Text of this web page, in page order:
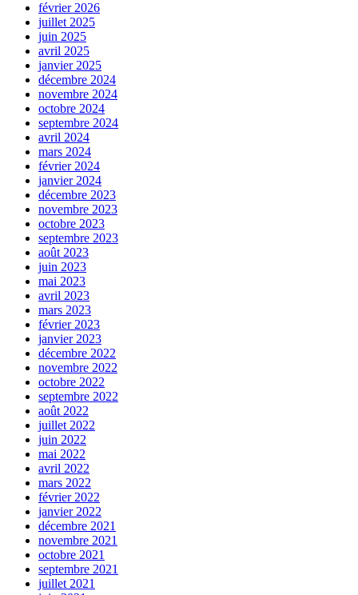
février 2026
juillet 2025
juin 2025
avril 2025
janvier 2025
décembre 2024
novembre 2024
octobre 2024
septembre 2024
avril 2024
mars 2024
février 2024
janvier 2024
décembre 2023
novembre 2023
octobre 2023
septembre 2023
août 2023
juin 2023
mai 2023
avril 2023
mars 2023
février 2023
janvier 2023
décembre 2022
novembre 2022
octobre 2022
septembre 2022
août 2022
juillet 2022
juin 2022
mai 2022
avril 2022
mars 2022
février 2022
janvier 2022
décembre 2021
novembre 2021
octobre 2021
septembre 2021
juillet 2021